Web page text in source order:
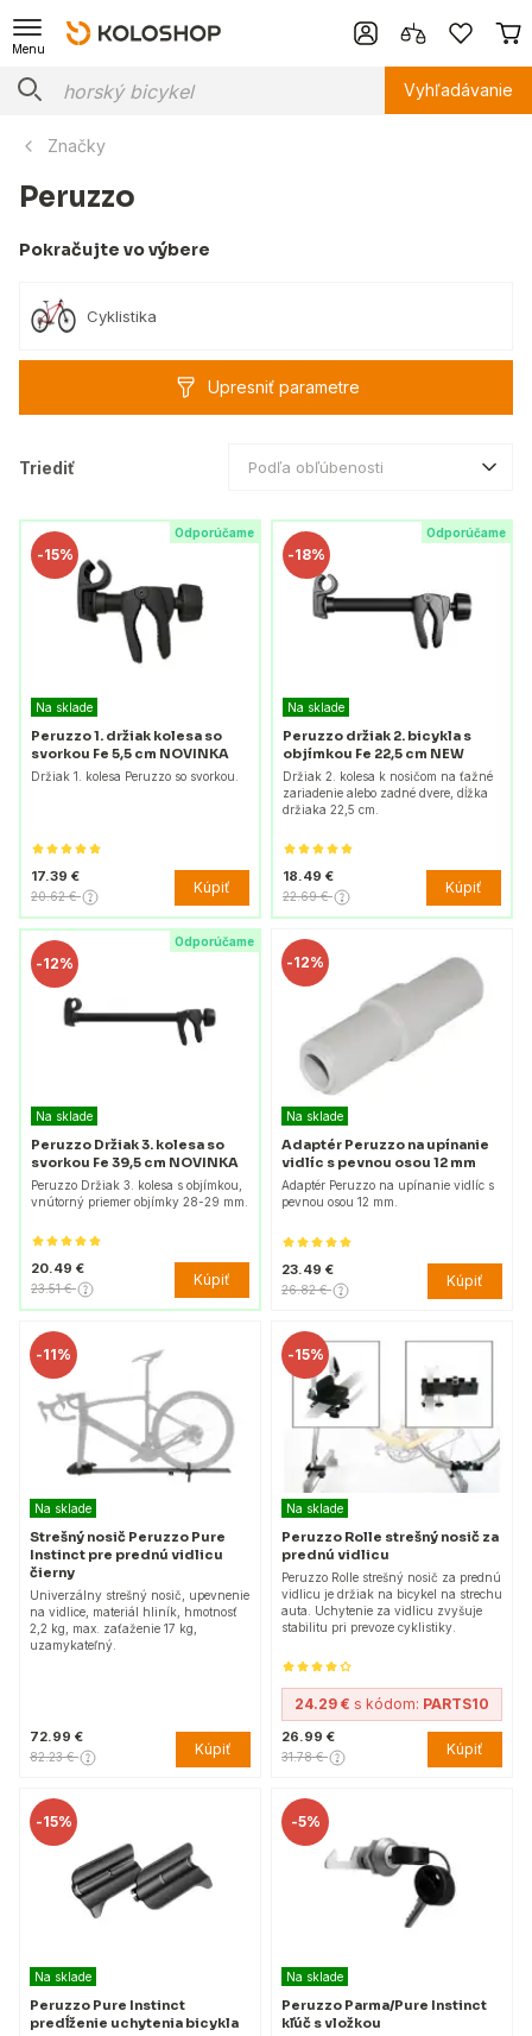
Menu
Vyhľadávanie
Značky
Peruzzo
Pokračujte vo výbere
Cyklistika
Upresniť parametre
Triediť Podľa obľúbenosti
Odporúčame
-15%
Na sklade
Peruzzo 1. držiak kolesa so
svorkou Fe 5,5 cm NOVINKA
Držiak 1. kolesa Peruzzo so svorkou.
17.39 €
20.62 € Kúpiť
Odporúčame
-18%
Na sklade
Peruzzo držiak 2. bicykla s
objímkou Fe 22,5 cm NEW
Držiak 2. kolesa k nosičom na ťažné
zariadenie alebo zadné dvere, dĺžka
držiaka 22,5 cm.
18.49 €
22.69 € Kúpiť
Odporúčame
-12%
Na sklade
Peruzzo Držiak 3. kolesa so
svorkou Fe 39,5 cm NOVINKA
Peruzzo Držiak 3. kolesa s objímkou,
vnútorný priemer objímky 28-29 mm.
20.49 €
23.51 € Kúpiť
-12%
Na sklade
Adaptér Peruzzo na upínanie
vidlíc s pevnou osou 12 mm
Adaptér Peruzzo na upínanie vidlíc s
pevnou osou 12 mm.
23.49 €
26.82 € Kúpiť
-11%
Na sklade
Strešný nosič Peruzzo Pure
Instinct pre prednú vidlicu
čierny
Univerzálny strešný nosič, upevnenie
na vidlice, materiál hliník, hmotnosť
2,2 kg, max. zaťaženie 17 kg,
uzamykateľný.
72.99 €
82.23 € Kúpiť
-15%
Na sklade
Peruzzo Rolle strešný nosič za
prednú vidlicu
Peruzzo Rolle strešný nosič za prednú
vidlicu je držiak na bicykel na strechu
auta. Uchytenie za vidlicu zvyšuje
stabilitu pri prevoze cyklistiky.
24.29 € s kódom: PARTS10
26.99 €
31.78 € Kúpiť
-15%
Na sklade
Peruzzo Pure Instinct
predĺženie uchytenia bicykla
-5%
Na sklade
Peruzzo Parma/Pure Instinct
kľúč s vložkou